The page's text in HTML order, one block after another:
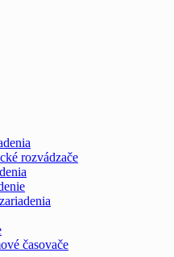
rozvádzače
časovače